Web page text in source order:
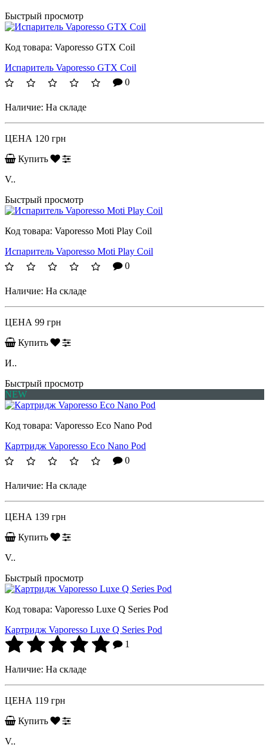
Быстрый просмотр
Код товара: Vaporesso GTX Coil
Испаритель Vaporesso GTX Coil
0
Наличие: На складе
ЦЕНА 120 грн
Купить
V..
Быстрый просмотр
Код товара: Vaporesso Moti Play Coil
Испаритель Vaporesso Moti Play Coil
0
Наличие: На складе
ЦЕНА 99 грн
Купить
И..
Быстрый просмотр
NEW
Код товара: Vaporesso Eco Nano Pod
Картридж Vaporesso Eco Nano Pod
0
Наличие: На складе
ЦЕНА 139 грн
Купить
V..
Быстрый просмотр
Код товара: Vaporesso Luxe Q Series Pod
Картридж Vaporesso Luxe Q Series Pod
1
Наличие: На складе
ЦЕНА 119 грн
Купить
V..